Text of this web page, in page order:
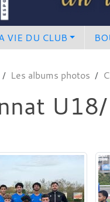
VIE DU CLUB
Les albums photos